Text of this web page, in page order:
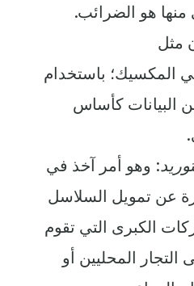
هو الضرائب.
باستخدام
البيانات كأساس
: وهو أمر آخذ في
عن تمويل السلاسل
الكبرى التي تقوم
التجار المحليين أو